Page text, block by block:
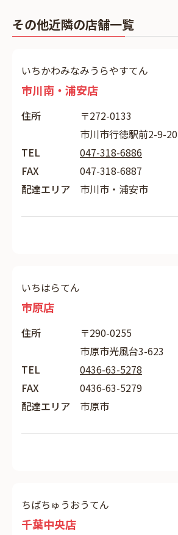
その他近隣の店舗一覧
いちかわみなみうらやすてん
市川南・浦安店
住所
〒272-0133
市川市行徳駅前2-9-20
TEL
047-318-6886
FAX
047-318-6887
配達エリア
市川市・浦安市
いちはらてん
市原店
住所
〒290-0255
市原市光風台3-623
TEL
0436-63-5278
FAX
0436-63-5279
配達エリア
市原市
ちばちゅうおうてん
千葉中央店